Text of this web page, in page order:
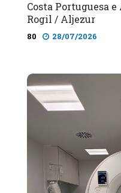
Costa Portuguesa
Rogil / Aljezur
80 28/07/2026